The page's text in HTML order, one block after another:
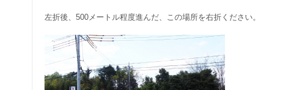
左折後、500メートル程度進んだ、この場所を右折ください。